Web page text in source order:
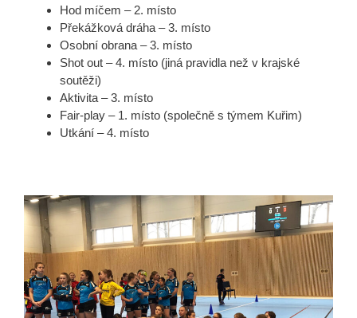
Hod míčem – 2. místo
Překážková dráha – 3. místo
Osobní obrana – 3. místo
Shot out – 4. místo (jiná pravidla než v krajské
soutěži)
Aktivita – 3. místo
Fair-play – 1. místo (společně s týmem Kuřim)
Utkání – 4. místo